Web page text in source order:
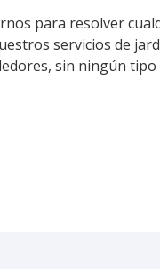
para resolver
servicios de
sin ningún